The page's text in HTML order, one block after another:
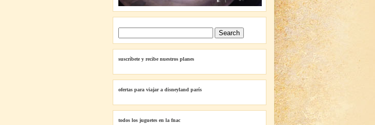
suscríbete y recibe nuestros planes
ofertas para viajar a disneyland parís
todos los juguetes en la fnac